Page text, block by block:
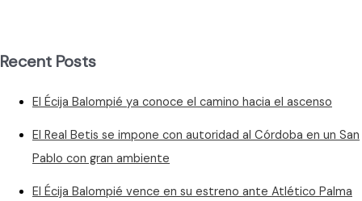
del
Balompié
Pedrera
Recent Posts
El Écija Balompié ya conoce el camino hacia el ascenso
El Real Betis se impone con autoridad al Córdoba en un San
Pablo con gran ambiente
El Écija Balompié vence en su estreno ante Atlético Palma